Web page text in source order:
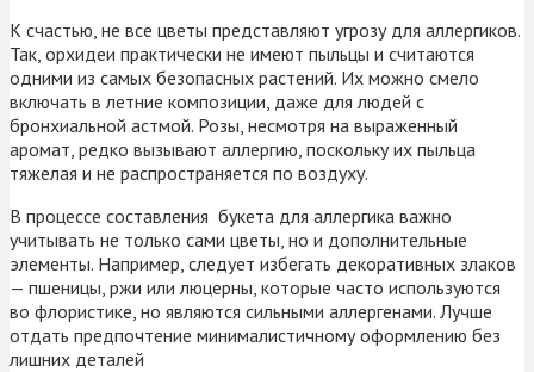
К счастью, не все цветы представляют угрозу для аллергиков.
Так, орхидеи практически не имеют пыльцы и считаются
одними из самых безопасных растений. Их можно смело
включать в летние композиции, даже для людей с
бронхиальной астмой. Розы, несмотря на выраженный
аромат, редко вызывают аллергию, поскольку их пыльца
тяжелая и не распространяется по воздуху.
В процессе составления букета для аллергика важно
учитывать не только сами цветы, но и дополнительные
элементы. Например, следует избегать декоративных злаков
— пшеницы, ржи или люцерны, которые часто используются
во флористике, но являются сильными аллергенами. Лучше
отдать предпочтение минималистичному оформлению без
лишних деталей